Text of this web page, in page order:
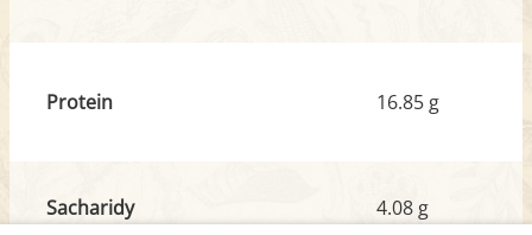
Protein 16.85 g
Sacharidy
4.08 g